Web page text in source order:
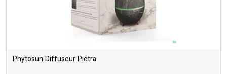
Phytosun Diffuseur Pietra